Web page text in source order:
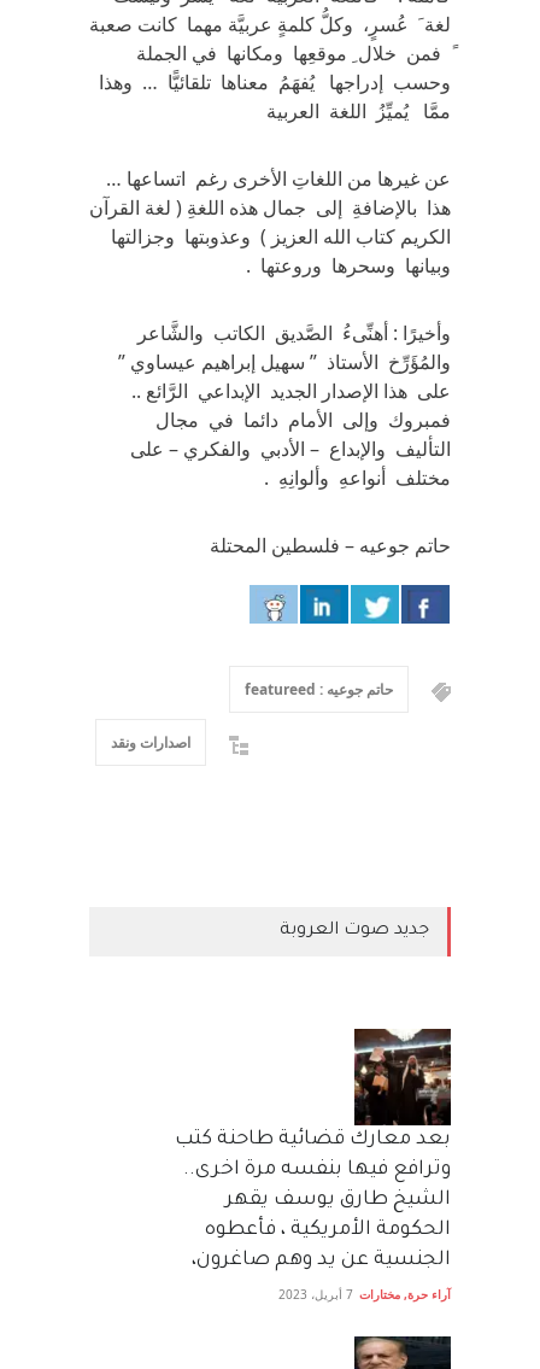
لغة َ عُسرٍ، وكلُّ كلمةٍ عربيَّة مهما كانت صعبة
ً فمن خلال ِ موقعِها ومكانها في الجملة
وحسب إدراجها يُفهَمُ معناها تلقائيًّا … وهذا
ممَّا يُميِّزُ اللغة العربية
عن غيرها من اللغاتِ الأخرى رغم اتساعها …
هذا بالإضافةِ إلى جمال هذه اللغةِ ( لغة القرآن
الكريم كتاب الله العزيز ) وعذوبتها وجزالتها
وبيانها وسحرها وروعتها .
وأخيرًا : أهنِّىءُ الصَّديق الكاتب والشَّاعر
والمُؤَرِّخ الأستاذ ” سهيل إبراهيم عيساوي ”
على هذا الإصدار الجديد الإبداعي الرَّائع ..
فمبروك وإلى الأمام دائما في مجال
التأليف والإبداع – الأدبي والفكري – على
مختلف أنواعهِ وألوانِهِ .
حاتم جوعيه – فلسطين المحتلة
حاتم جوعيه : featureed
اصدارات ونقد
جديد صوت العروبة
بعد معارك قضائية طاحنة كتب
وترافع فيها بنفسه مرة اخرى..
الشيخ طارق يوسف يقهر
الحكومة الأمريكية ، فأعطوه
الجنسية عن يد وهم صاغرون،
آراء حرة, مختارات 7 أبريل، 2023